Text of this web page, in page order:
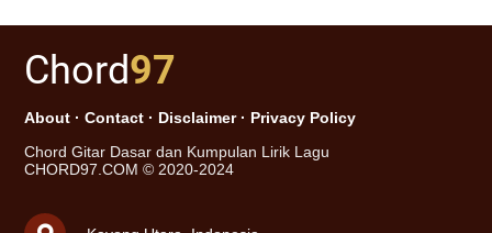
Chord97
About · Contact · Disclaimer· Privacy Policy
Chord Gitar Dasar dan Kumpulan Lirik Lagu
CHORD97.COM © 2020-2024